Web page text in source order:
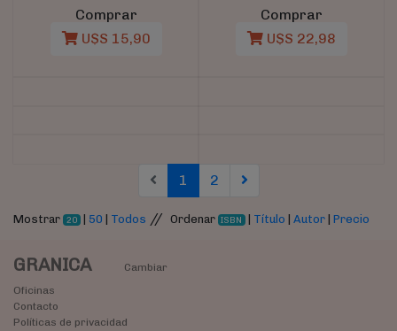
Comprar
U$S 15,90
Comprar
U$S 22,98
1 (current)
2(current)
Mostrar 20 | 50 Todos // Ordenar ISBN Título |Autor |Precio
GRANICA
Cambiar
Oficinas
Contacto
Políticas de privacidad